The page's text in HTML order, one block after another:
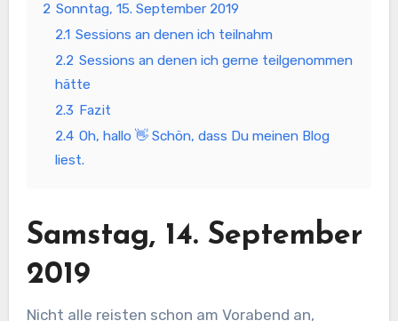
2 Sonntag, 15. September 2019
2.1 Sessions an denen ich teilnahm
2.2 Sessions an denen ich gerne teilgenommen
hätte
2.3 Fazit
2.4 Oh, hallo 👋 Schön, dass Du meinen Blog
liest.
Samstag, 14. September
2019
Nicht alle reisten schon am Vorabend an,